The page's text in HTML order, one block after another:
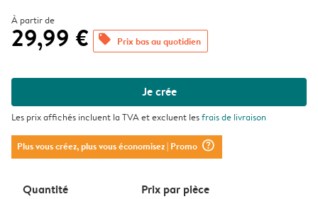
À partir de
29,99 € offers Prix bas au quotidien
Je crée
Les prix affichés incluent la TVA et excluent lesfrais de livraison
Plus vous créez, plus vous économisez| Promo question_mark_circle
Quantité Prix ​​par pièce